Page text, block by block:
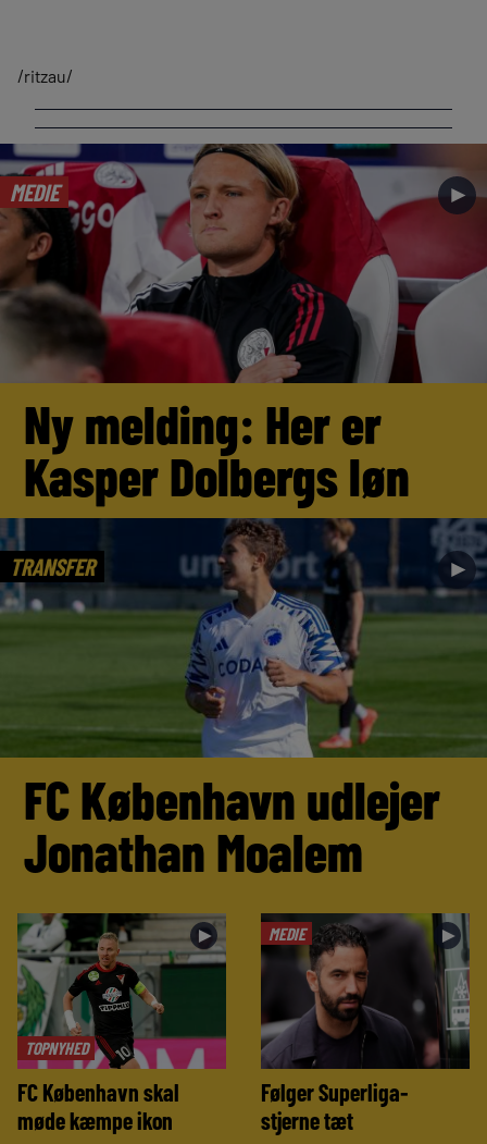
/ritzau/
MEDIE ►
Ny melding: Her er
Kasper Dolbergs løn
TRANSFER ►
FC København udlejer
Jonathan Moalem
TOPNYHED
►
FC København skal
møde kæmpe ikon
MEDIE ►
Følger Superliga-
stjerne tæt